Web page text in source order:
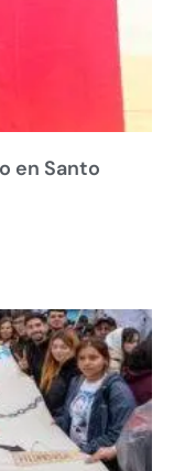
en Santo